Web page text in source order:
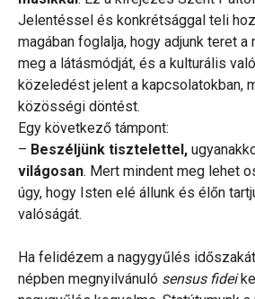
Jelentéssel és konkrétsággal teli
magában foglalja, hogy adjunk teret a
meg a látásmódját, és a kulturális
közeledést jelent a kapcsolatokban,
közösségi döntést.
Egy következő támpont:
– Beszéljünk tisztelettel,
világosan. Mert mindent meg lehet
úgy, hogy Isten elé állunk és élőn
valóságát.
Ha felidézem a nagygyűlés
népben megnyilvánuló sensus fidei